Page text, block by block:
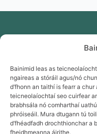
Bainimid leas as
ngaireas a stóráil agus/nó
d’fhonn an taithí is fearr a
teicneolaíochtaí seo cuirfear
brabhsála nó comharthaí
phróiseáil. Mura dtugann tú
d’fhéadfadh drochthionchar a
fheidhmeanna áirithe.